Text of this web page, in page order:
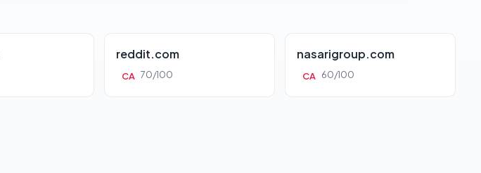
reddit.com
CA 70/100
nasarigroup.com
CA 60/100